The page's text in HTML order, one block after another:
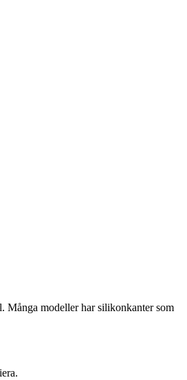
Många modeller har silikonkanter som